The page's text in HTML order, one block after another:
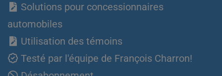
Solutions pour concessionnaires
automobiles
Utilisation des témoins
Testé par l'équipe de François Charron!